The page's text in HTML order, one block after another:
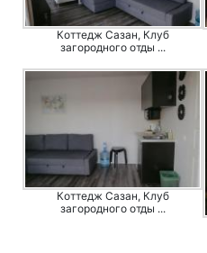
Коттедж Сазан, Клуб
загородного отды ...
Коттедж Сазан, Клуб
загородного отды ...